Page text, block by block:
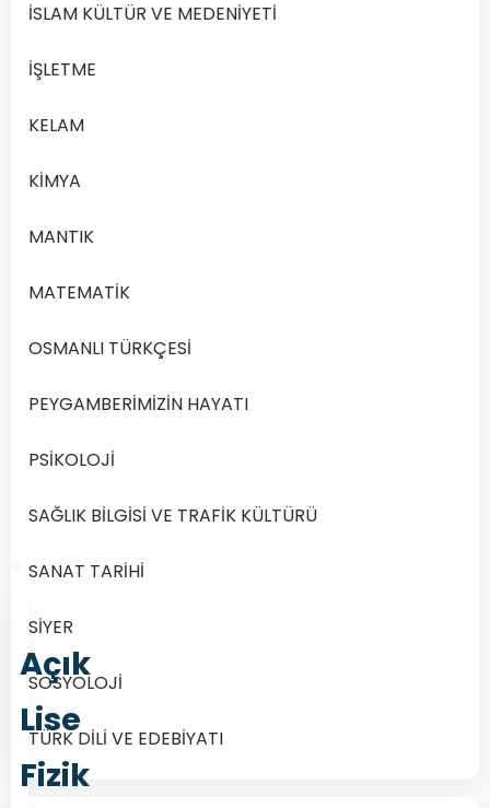
ne
verilir?
B Tarih
C Fizik
Açık
Lise
Fizik
İSLAM KÜLTÜR VE MEDENİYETİ
İŞLETME
KELAM
KİMYA
MANTIK
MATEMATİK
OSMANLI TÜRKÇESİ
PEYGAMBERİMİZİN HAYATI
PSİKOLOJİ
SAĞLIK BİLGİSİ VE TRAFİK KÜLTÜRÜ
SANAT TARİHİ
SİYER
SOSYOLOJİ
TÜRK DİLİ VE EDEBİYATI